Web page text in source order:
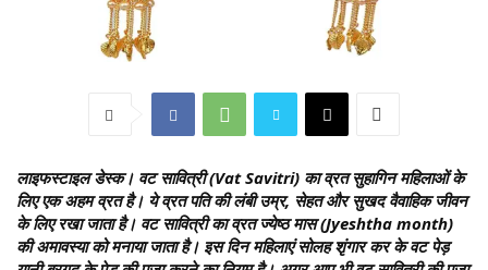
लाइफस्टाइल डेस्क। वट सावित्री (Vat Savitri) का व्रत सुहागिन महिलाओं के
लिए एक अहम व्रत है। ये व्रत पति की लंबी उम्र, सेहत और सुखद वैवाहिक जीवन
के लिए रखा जाता है। वट सावित्री का व्रत ज्येष्ठ मास (Jyeshtha month)
की अमावस्या को मनाया जाता है। इस दिन महिलाएं सोलह शृंगार कर के वट पेड़